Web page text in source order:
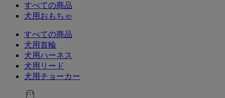
すべての商品
犬用おもちゃ
すべての商品
犬用首輪
犬用ハーネス
犬用リード
犬用チョーカー